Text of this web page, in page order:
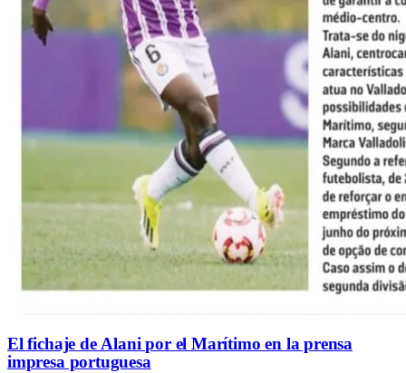
El fichaje de Alani por el Marítimo en la prensa
impresa portuguesa